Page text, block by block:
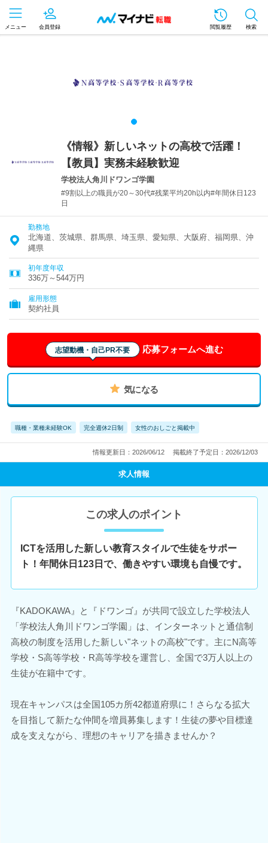
メニュー 会員登録 閲覧履歴 検索
《情報》新しいネットの高校で活躍！
【教員】実務未経験歓迎
学校法人角川ドワンゴ学園
#9割以上の職員が20～30代#残業平均20h以内#年間休日123
日
勤務地
北海道、茨城県、群馬県、埼玉県、愛知県、大阪府、福岡県、沖
縄県
初年度年収
336万～544万円
雇用形態
契約社員
志望動機・自己PR不要 応募フォームへ進む
気になる
職種・業種未経験OK 完全週休2日制 女性のおしごと掲載中
情報更新日：2026/06/12 掲載終了予定日：2026/12/03
求人情報
この求人のポイント
ICTを活用した新しい教育スタイルで生徒をサポー
ト！年間休日123日で、働きやすい環境も自慢です。
『KADOKAWA』と『ドワンゴ』が共同で設立した学校法人
「学校法人角川ドワンゴ学園」は、インターネットと通信制
高校の制度を活用した新しい"ネットの高校"です。主にN高等
学校・S高等学校・R高等学校を運営し、全国で3万人以上の
生徒が在籍中です。
現在キャンパスは全国105カ所42都道府県に！さらなる拡大
を目指して新たな仲間を増員募集します！生徒の夢や目標達
成を支えながら、理想のキャリアを描きませんか？